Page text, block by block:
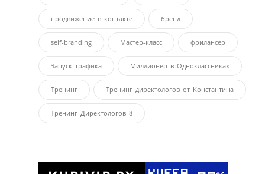
продвижение в контакте бренд
self-branding Мастер-класс фрилансер
Запуск трафика Миллионер в Одноклассниках
Тренинг Тренинг директологов от Константина
Тренинг Директологов 8